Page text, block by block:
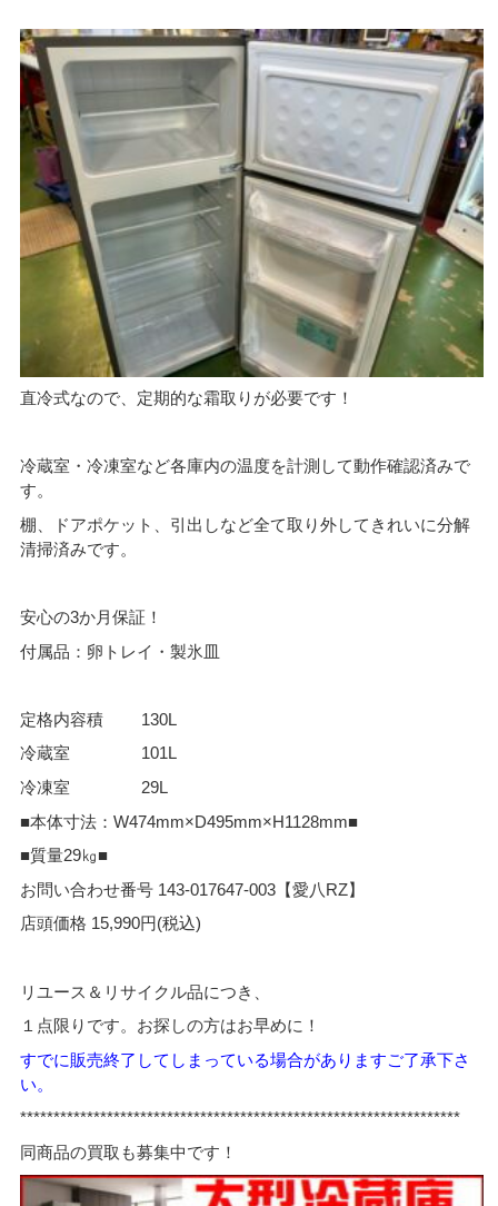
直冷式なので、定期的な霜取りが必要です！
冷蔵室・冷凍室など各庫内の温度を計測して動作確認済みで
す。
棚、ドアポケット、引出しなど全て取り外してきれいに分解
清掃済みです。
安心の3か月保証！
付属品：卵トレイ・製氷皿
定格内容積 130L
冷蔵室 101L
冷凍室 29L
■本体寸法：W474mm×D495mm×H1128mm■
■質量29㎏■
お問い合わせ番号 143-017647-003【愛八RZ】
店頭価格 15,990円(税込)
リユース＆リサイクル品につき、
１点限りです。お探しの方はお早めに！
すでに販売終了してし まっている場合がありますご了承下さ
い。
******************************************************************
同商品の買取も募集中です！